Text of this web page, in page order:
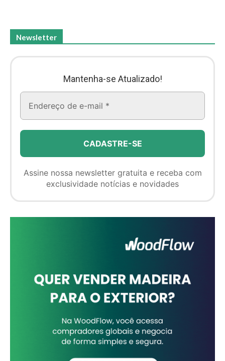
Newsletter
Mantenha-se Atualizado!
Assine nossa newsletter gratuita e receba com
exclusividade notícias e novidades